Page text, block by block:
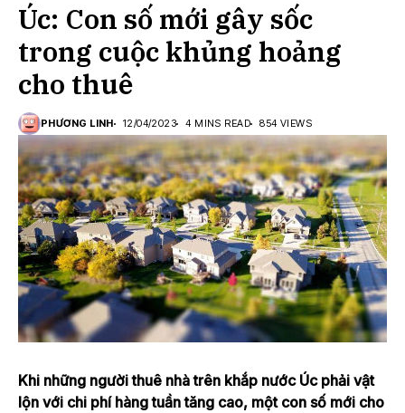
Úc: Con số mới gây sốc
trong cuộc khủng hoảng
cho thuê
PHƯƠNG LINH 12/04/2023 4 MINS READ 854 VIEWS
Khi những người thuê nhà trên khắp nước Úc phải vật
lộn với chi phí hàng tuần tăng cao, một con số mới cho